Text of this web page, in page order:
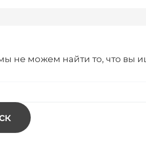
не можем найти то, что вы